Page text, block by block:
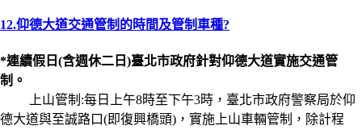
12.仰德大道交通管制的時間及管制車種?
*連續假日(含週休二日)臺北市政府針對仰德大道實施交通管
制。
上山管制:每日上午8時至下午3時，臺北市政府警察局於仰
德大道與至誠路口(即復興橋頭)，實施上山車輛管制，除計程